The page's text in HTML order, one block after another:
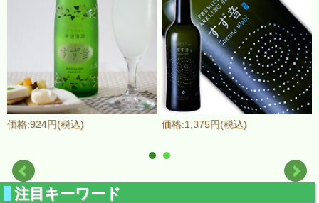
価格:924円(税込) 価格:1,375円(税込)
注目キーワード